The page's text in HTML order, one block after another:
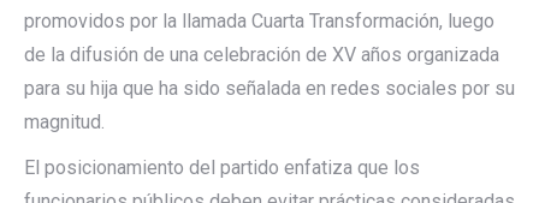
promovidos por la llamada Cuarta Transformación, luego
de la difusión de una celebración de XV años organizada
para su hija que ha sido señalada en redes sociales por su
magnitud.
El posicionamiento del partido enfatiza que los